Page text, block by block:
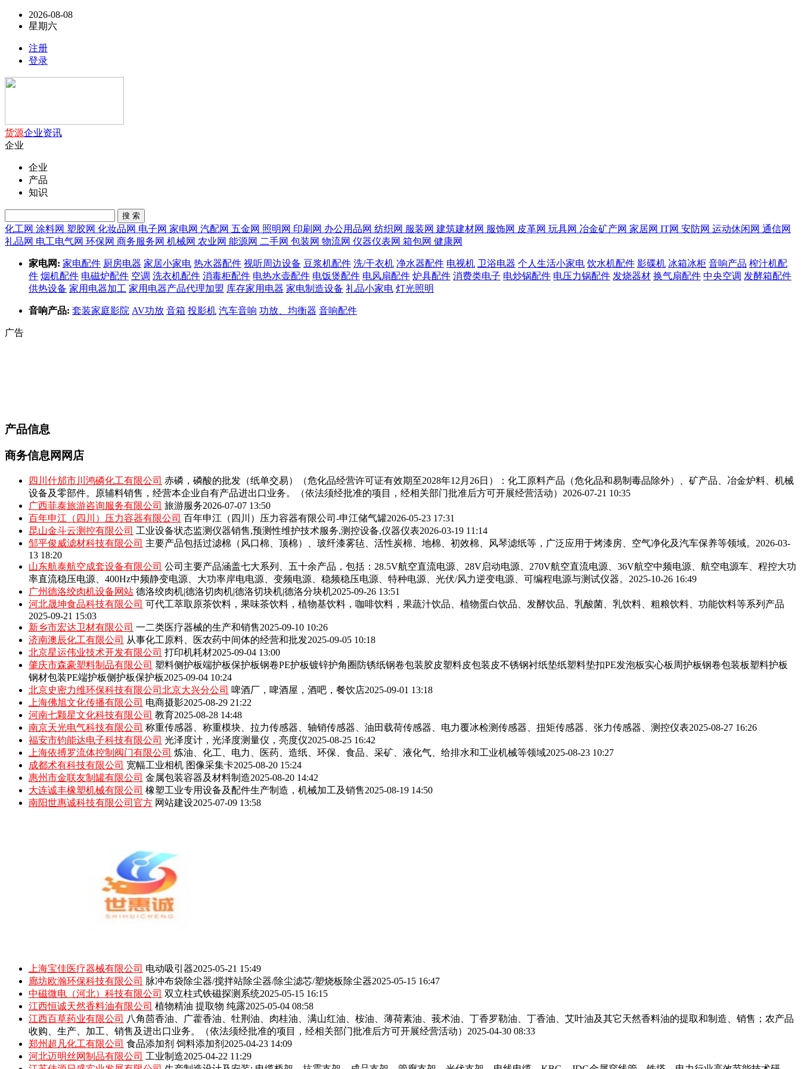
2026-08-08
星期六
注册
登录
货源企业资讯
企业
企业
产品
知识
搜 索
化工网 涂料网 塑胶网 化妆品网 电子网 家电网 汽配网 五金网 照明网 印刷网 办公用品网 纺织网 服装网 建筑建材网 服饰网 皮革网 玩具网 冶金矿产网 家居网 IT网 安防网 运动休闲网 通信网
礼品网 电工电气网 环保网 商务服务网 机械网 农业网 能源网 二手网 包装网 物流网 仪器仪表网 箱包网 健康网
家电网: 家电配件 厨房电器 家居小家电 热水器配件 视听周边设备 豆浆机配件 洗/干衣机 净水器配件 电视机 卫浴电器 个人生活小家电 饮水机配件 影碟机 冰箱冰柜 音响产品 榨汁机配
件 烟机配件 电磁炉配件 空调 洗衣机配件 消毒柜配件 电热水壶配件 电饭煲配件 电风扇配件 炉具配件 消费类电子 电炒锅配件 电压力锅配件 发烧器材 换气扇配件 中央空调 发酵箱配件
供热设备 家用电器加工 家用电器产品代理加盟 库存家用电器 家电制造设备 礼品小家电 灯光照明
音响产品: 套装家庭影院 AV功放 音箱 投影机 汽车音响 功放、均衡器 音响配件
广告
产品信息
商务信息网网店
四川什邡市川鸿磷化工有限公司 赤磷，磷酸的批发（纸单交易）（危化品经营许可证有效期至2028年12月26日）：化工原料产品（危化品和易制毒品除外）、矿产品、冶金炉料、机械
设备及零部件。原辅料销售，经营本企业自有产品进出口业务。（依法须经批准的项目，经相关部门批准后方可开展经营活动） 2026-07-21 10:35
广西菲泰旅游咨询服务有限公司 旅游服务2026-07-07 13:50
百年申江（四川）压力容器有限公司 百年申江（四川）压力容器有限公司-申江储气罐2026-05-23 17:31
昆山金斗云测控有限公司 工业设备状态监测仪器销售,预测性维护技术服务,测控设备,仪器仪表2026-03-19 11:14
邹平俊威滤材科技有限公司 主要产品包括‌过滤棉（风口棉、顶棉）、玻纤漆雾毡、活性炭棉、地棉、初效棉、风琴滤纸‌等，广泛应用于烤漆房、空气净化及汽车保养等领域。‌‌ 2026-03-
13 18:20
山东航泰航空成套设备有限公司 公司主要产品涵盖七大系列、五十余产品，包括：28.5V航空直流电源、28V启动电源、270V航空直流电源、36V航空中频电源、航空电源车、程控大功
率直流稳压电源、400Hz中频静变电源、大功率岸电电源、变频电源、稳频稳压电源、特种电源、光伏/风力逆变电源、可编程电源与测试仪器。 2025-10-26 16:49
广州德洛绞肉机设备网站 德洛绞肉机|德洛切肉机|德洛切块机|德洛分块机2025-09-26 13:51
河北晟坤食品科技有限公司 可代工萃取原茶饮料，果味茶饮料，植物基饮料，咖啡饮料，果蔬汁饮品、植物蛋白饮品、发酵饮品、乳酸菌、乳饮料、粗粮饮料、功能饮料等系列产品
2025-09-21 15:03
新乡市宏达卫材有限公司 一二类医疗器械的生产和销售2025-09-10 10:26
济南澳辰化工有限公司 从事化工原料、医农药中间体的经营和批发2025-09-05 10:18
北京星运伟业技术开发有限公司 打印机耗材2025-09-04 13:00
肇庆市森豪塑料制品有限公司 塑料侧护板端护板保护板钢卷PE护板镀锌护角圈防锈纸钢卷包装胶皮塑料皮包装皮不锈钢衬纸垫纸塑料垫扣PE发泡板实心板周护板钢卷包装板塑料护板
钢材包装PE端护板侧护板保护板2025-09-04 10:24
北京史密力维环保科技有限公司北京大兴分公司 啤酒厂，啤酒屋，酒吧，餐饮店2025-09-01 13:18
上海佛旭文化传播有限公司 电商摄影2025-08-29 21:22
河南七颗星文化科技有限公司 教育2025-08-28 14:48
南京天光电气科技有限公司 称重传感器、称重模块、拉力传感器、轴销传感器、油田载荷传感器、电力覆冰检测传感器、扭矩传感器、张力传感器、测控仪表2025-08-27 16:26
福安市钧能达电子科技有限公司 光泽度计，光泽度测量仪，亮度仪2025-08-25 16:42
上海依搏罗流体控制阀门有限公司 炼油、化工、电力、医药、造纸、环保、食品、采矿、液化气、给排水和工业机械等领域2025-08-23 10:27
成都术有科技有限公司 宽幅工业相机 图像采集卡2025-08-20 15:24
惠州市金联友制罐有限公司 金属包装容器及材料制造2025-08-20 14:42
大连诚丰橡塑机械有限公司 橡塑工业专用设备及配件生产制造，机械加工及销售2025-08-19 14:50
南阳世惠诚科技有限公司官方 网站建设2025-07-09 13:58
上海宝佳医疗器械有限公司 电动吸引器2025-05-21 15:49
廊坊欧瀚环保科技有限公司 脉冲布袋除尘器/搅拌站除尘器/除尘滤芯/塑烧板除尘器2025-05-15 16:47
中磁微电（河北）科技有限公司 双立柱式铁磁探测系统2025-05-15 16:15
江西恒诚天然香料油有限公司 植物精油 提取物 纯露2025-05-04 08:58
江西百草药业有限公司
八角茴香油、广藿香油、牡荆油、肉桂油、满山红油、桉油、薄荷素油、莪术油、丁香罗勒油、丁香油、艾叶油及其它天然香料油的提取和制造、销售；农产品
收购、生产、加工、销售及进出口业务。（依法须经批准的项目，经相关部门批准后方可开展经营活动） 2025-04-30 08:33
郑州超凡化工有限公司 食品添加剂 饲料添加剂 2025-04-23 14:09
河北迈明丝网制品有限公司 工业制造2025-04-22 11:29